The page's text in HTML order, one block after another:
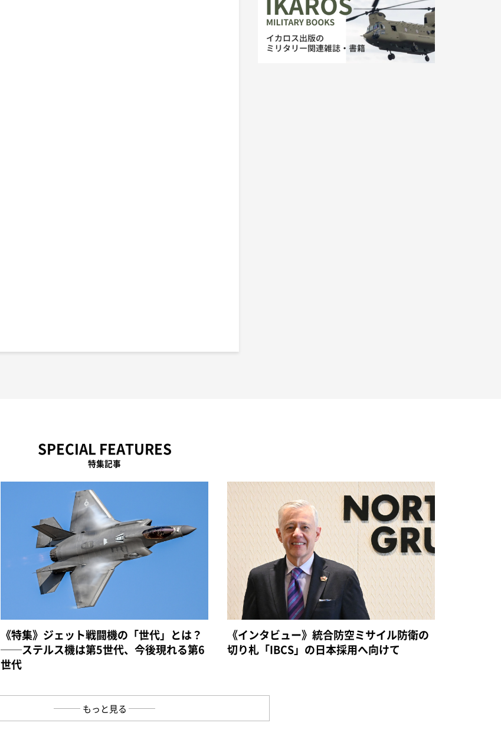
SPECIAL FEATURES
特集記事
《特集》ジェット戦闘機の「世代」とは？
──ステルス機は第5世代、今後現れる第6
世代
《インタビュー》統合防空ミサイル防衛の
切り札「IBCS」の日本採用へ向けて
もっと見る